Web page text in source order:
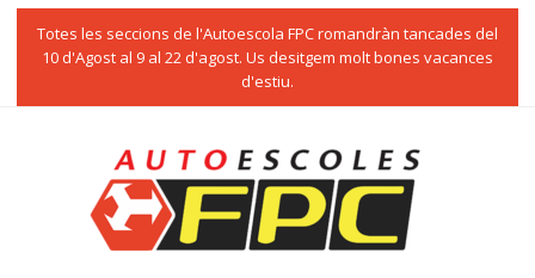
Totes les seccions de l'Autoescola FPC romandràn tancades del
10 d'Agost al 9 al 22 d'agost. Us desitgem molt bones vacances
d'estiu.